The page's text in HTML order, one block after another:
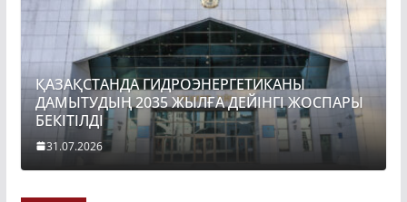
ҚАЗАҚСТАНДА ГИДРОЭНЕРГЕТИКАНЫ
ДАМЫТУДЫҢ 2035 ЖЫЛҒА ДЕЙІНГІ ЖОСПАРЫ
БЕКІТІЛДІ
31.07.2026